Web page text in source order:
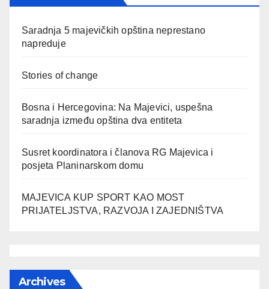
Saradnja 5 majevičkih opština neprestano
napreduje
Stories of change
Bosna i Hercegovina: Na Majevici, uspešna
saradnja između opština dva entiteta
Susret koordinatora i članova RG Majevica i
posjeta Planinarskom domu
MAJEVICA KUP SPORT KAO MOST
PRIJATELJSTVA, RAZVOJA I ZAJEDNIŠTVA
Archives